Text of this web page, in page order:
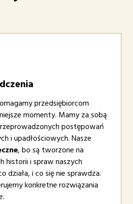
przedsiębiorcom
momenty. Mamy za sobą
postępowań
i upadłościowych. Nasze
, bo są tworzone na
historii i spraw naszych
działa, i co się nie sprawdza.
konkretne rozwiązania